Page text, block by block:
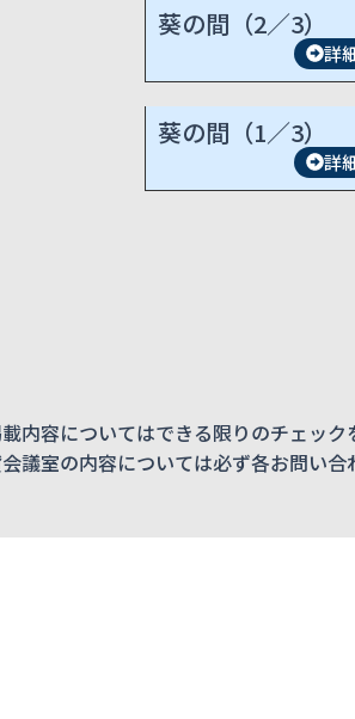
葵の間（2／3）
詳
葵の間（1／3）
詳
内容についてはできる限りのチェッ
議室の内容については必ず各お問い合